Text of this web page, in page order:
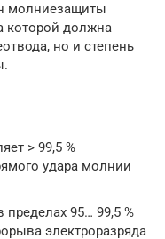
молниезащиты
которой должна
но и степень
> 99,5 %
удара молнии
пределах 95… 99,5 %
электроразряда